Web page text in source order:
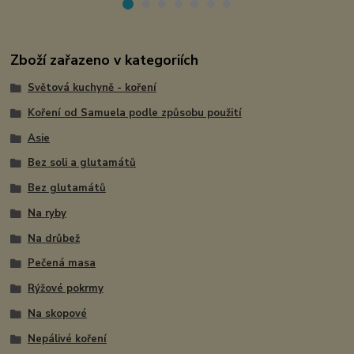
Zboží zařazeno v kategoriích
Světová kuchyně - koření
Koření od Samuela podle způsobu použití
Asie
Bez soli a glutamátů
Bez glutamátů
Na ryby
Na drůbež
Pečená masa
Rýžové pokrmy
Na skopové
Nepálivé koření